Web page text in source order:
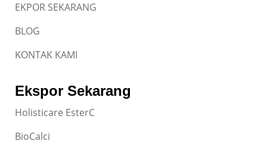
EKPOR SEKARANG
BLOG
KONTAK KAMI
Ekspor Sekarang
Holisticare EsterC
BioCalci